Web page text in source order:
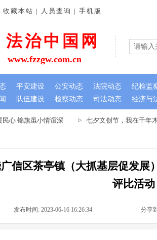
心 锦旗虽小情谊深 七夕文创节，我在千年木
法治中国网
队伍建设 检察动态 司法动态 经济与
收藏本站 | 人员查询 | 手机版
www.fzzgw.com.cn
平安建设 公安动态 法院动态 纪检监
信区茶亭镇（大抓基层促发展
评比活动
发布时间: 2023-06-16 16:26:34 分享